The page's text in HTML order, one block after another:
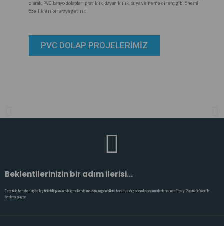
olarak, PVC banyo dolapları pratiklik, dayanıklılık, suya ve neme direnç gibi önemli
özellikleri bir araya getirir.
PVC DOLAP PROJELERİMİZ
Beklentilerinizin bir adım ilerisi...
Estetikle beraber kişiselleştirilebilir planlarıyla iç mekanda maksimum genişlikte ferah ve ergonomik yaşam alanları sunan Ersay Plastik ürünleri ile
ön plana çıkıyor